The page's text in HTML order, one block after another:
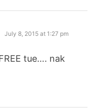
says:
July 8, 2015 at 1:27 pm
tue…. nak